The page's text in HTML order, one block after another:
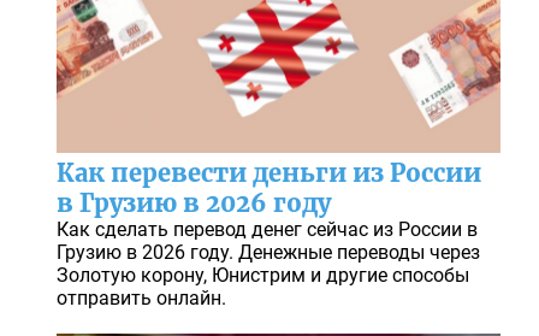
Как перевести деньги из России
в Грузию в 2026 году
Как сделать перевод денег сейчас из России в
Грузию в 2026 году. Денежные переводы через
Золотую корону, Юнистрим и другие способы
отправить онлайн.